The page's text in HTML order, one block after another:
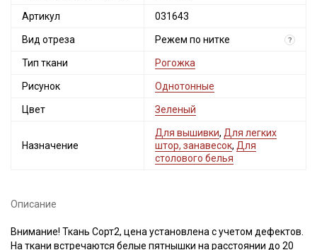
Артикул 031643
Вид отреза Режем по нитке ?
Тип ткани Рогожка
Рисунок Однотонные
Цвет Зеленый
Назначение
Для вышивки, Для легких
штор, занавесок, Для
столового белья
Описание
Внимание! Ткань Сорт2, цена установлена с учетом дефектов.
На ткани встречаются белые пятнышки на расстоянии до 20